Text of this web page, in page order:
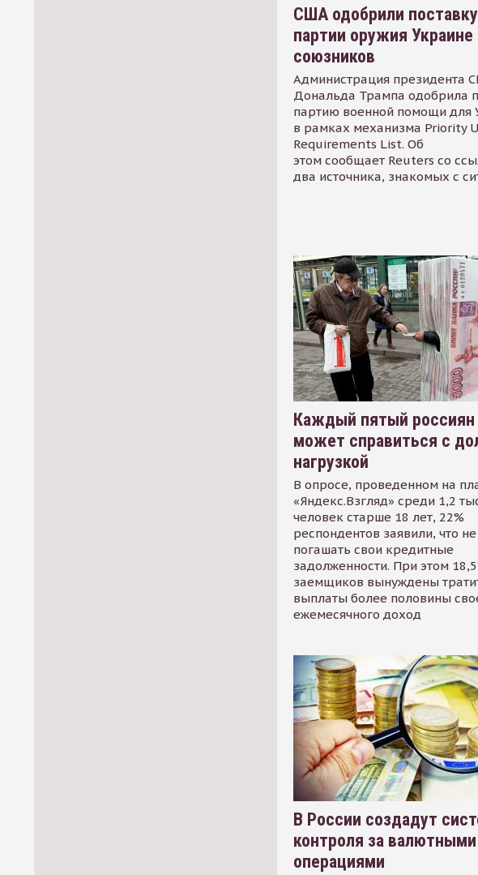
США одобрили
партии оружия Украине
союзников
Администрация президента
Дональда Трампа одобрила
партию военной помощи для
в рамках механизма Priority
Requirements List. Об
этом сообщает Reuters со
два источника, знакомых с
Каждый пятый россиян
может справиться с
нагрузкой
В опросе, проведенном на
«Яндекс.Взгляд» среди 1,2
человек старше 18 лет, 22%
респондентов заявили, что
погашать свои кредитные
задолженности. При этом
заемщиков вынуждены
выплаты более половины
ежемесячного доход
В России создадут
контроля за валютными
операциями